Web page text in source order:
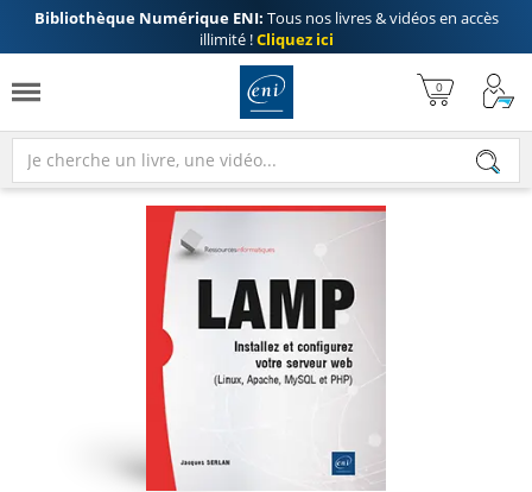
Bibliothèque Numérique ENI: Tous nos livres & vidéos en accès
illimité !Cliquez ici